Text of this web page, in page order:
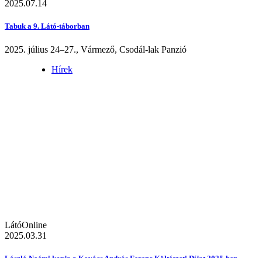
2025.07.14
Tabuk a 9. Látó-táborban
2025. július 24–27., Vármező, Csodál-lak Panzió
Hírek
LátóOnline
2025.03.31